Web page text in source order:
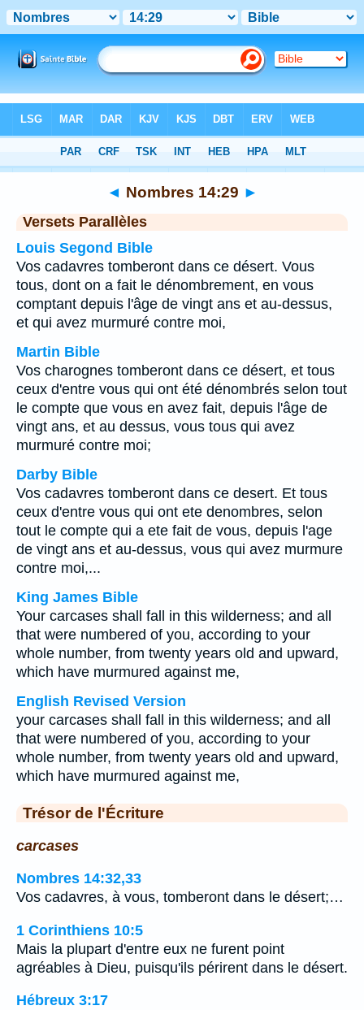
Chapitre 14> Verset 29
◄ Nombres 14:29 ►
Versets Parallèles
Louis Segond Bible
Vos cadavres tomberont dans ce désert. Vous
tous, dont on a fait le dénombrement, en vous
comptant depuis l'âge de vingt ans et au-dessus,
et qui avez murmuré contre moi,
Martin Bible
Vos charognes tomberont dans ce désert, et tous
ceux d'entre vous qui ont été dénombrés selon tout
le compte que vous en avez fait, depuis l'âge de
vingt ans, et au dessus, vous tous qui avez
murmuré contre moi;
Darby Bible
Vos cadavres tomberont dans ce desert. Et tous
ceux d'entre vous qui ont ete denombres, selon
tout le compte qui a ete fait de vous, depuis l'age
de vingt ans et au-dessus, vous qui avez murmure
contre moi,...
King James Bible
Your carcases shall fall in this wilderness; and all
that were numbered of you, according to your
whole number, from twenty years old and upward,
which have murmured against me,
English Revised Version
your carcases shall fall in this wilderness; and all
that were numbered of you, according to your
whole number, from twenty years old and upward,
which have murmured against me,
Trésor de l'Écriture
carcases
Nombres 14:32,33
Vos cadavres, à vous, tomberont dans le désert;…
1 Corinthiens 10:5
Mais la plupart d'entre eux ne furent point
agréables à Dieu, puisqu'ils périrent dans le désert.
Hébreux 3:17